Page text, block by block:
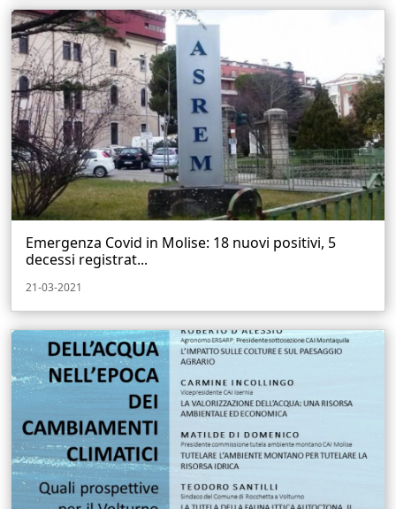
Emergenza Covid in Molise: 18 nuovi positivi, 5
decessi registrat...
21-03-2021